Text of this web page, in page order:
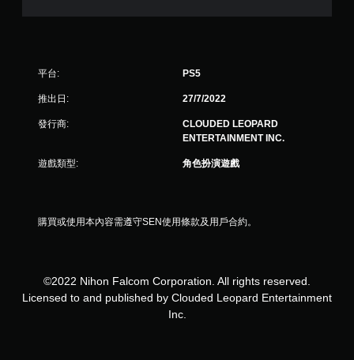
平台: PS5
推出日: 27/7/2022
發行商:
CLOUDED LEOPARD
ENTERTAINMENT INC.
遊戲類型: 角色扮演遊戲
購買或使用本內容需遵守SEN使用條款及用戶合約。
©2022 Nihon Falcom Corporation. All rights reserved.
Licensed to and published by Clouded Leopard Entertainment
Inc.